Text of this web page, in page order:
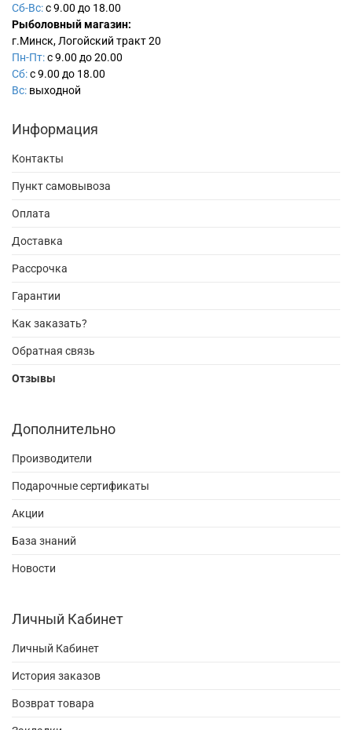
Сб-Вс:с 9.00 до 18.00
Рыболовный магазин:
г.Минск, Логойский тракт 20
Пн-Пт:с 9.00 до 20.00
Сб:с 9.00 до 18.00
Вс: выходной
Информация
Контакты
Пункт самовывоза
Оплата
Доставка
Рассрочка
Гарантии
Как заказать?
Обратная связь
Отзывы
Дополнительно
Производители
Подарочные сертификаты
Акции
База знаний
Новости
Личный Кабинет
Личный Кабинет
История заказов
Возврат товара